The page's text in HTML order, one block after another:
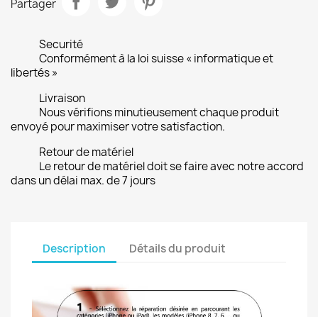
Partager
Securité
Conformément à la loi suisse « informatique et
libertés »
Livraison
Nous vérifions minutieusement chaque produit
envoyé pour maximiser votre satisfaction.
Retour de matériel
Le retour de matériel doit se faire avec notre accord
dans un délai max. de 7 jours
Description Détails du produit